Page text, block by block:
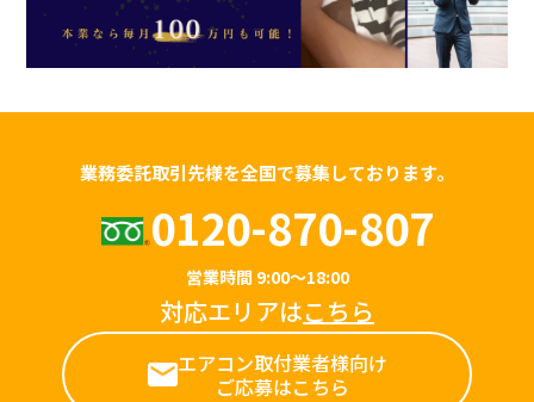
業務委託取引先様を全国で募集しております。
0120-870-807
営業時間 9:00～18:00
対応エリアはこちら
エアコン取付業者様向け
ご応募はこちら